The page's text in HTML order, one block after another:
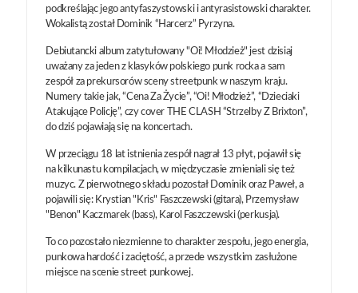
podkreślając jego antyfaszystowski i antyrasistowski charakter.
Wokalistą został Dominik “Harcerz” Pyrzyna.
Debiutancki album zatytułowany "Oi! Młodzież" jest dzisiaj
uważany za jeden z klasyków polskiego punk rocka a sam
zespół za prekursorów sceny streetpunk w naszym kraju.
Numery takie jak, “Cena Za Życie”, “Oi! Młodzież”, “Dzieciaki
Atakujące Policję”, czy cover THE CLASH “Strzelby Z Brixton”,
do dziś pojawiają się na koncertach.
W przeciągu 18 lat istnienia zespół nagrał 13 płyt, pojawił się
na kilkunastu kompilacjach, w międzyczasie zmieniali się też
muzyc. Z pierwotnego składu pozostał Dominik oraz Paweł, a
pojawili się: Krystian "Kris" Faszczewski (gitara), Przemysław
"Benon" Kaczmarek (bass), Karol Faszczewski (perkusja).
To co pozostało niezmienne to charakter zespołu, jego energia,
punkowa hardość i zaciętość, a przede wszystkim zasłużone
miejsce na scenie street punkowej.